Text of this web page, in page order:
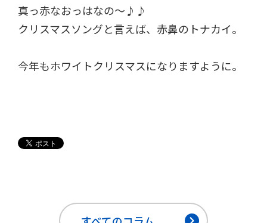
真っ赤なおっはなの～♪♪
クリスマスソングと言えば、赤鼻のトナカイ。
今年もホワイトクリスマスになりますように。